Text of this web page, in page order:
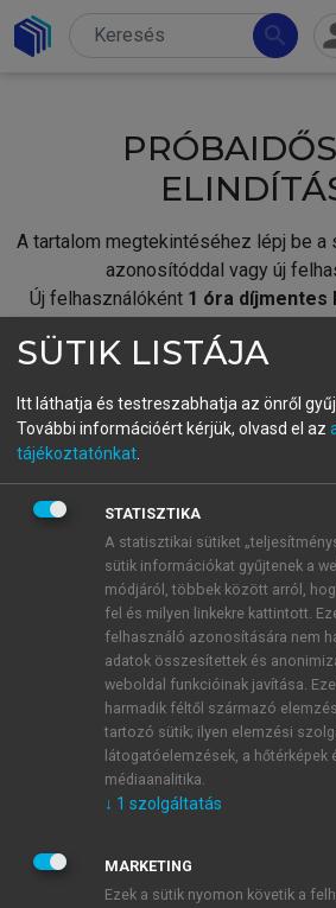
search
A tartalom megtekintéséhez lépj be a
azonosítóddal vagy új
Új felhasználóként 1 óra
fiókoddal,vagy hozz
A regisztráció után apróbaidőszak
BELÉPÉS SAJÁT
ÚJ FIÓK LÉTREHOZÁSA
1 óra díjmentes hozzáférés
E-MAIL-CÍM
JELSZÓ
SÜTIK LISTÁJA
Itt láthatja és testreszabhatja az önről
További információért kérjük, olvasd el az
tájékoztatónkat
STATISZTIKA
A statisztikai sütiket
sütik információkat gyűjtenek a
módjáról, többek között arról,
fel és milyen linkekre kattintott.
felhasználó azonosítására nem
adatok összesítettek és
weboldal funkcióinak javítása.
harmadik féltől származó
tartozó sütik; ilyen elemzési
látogatóelemzések, a hőtérképek
médiaanalitika.
↓ 1 szolgáltatás
MARKETING
Ezek a sütik nyomon követik a